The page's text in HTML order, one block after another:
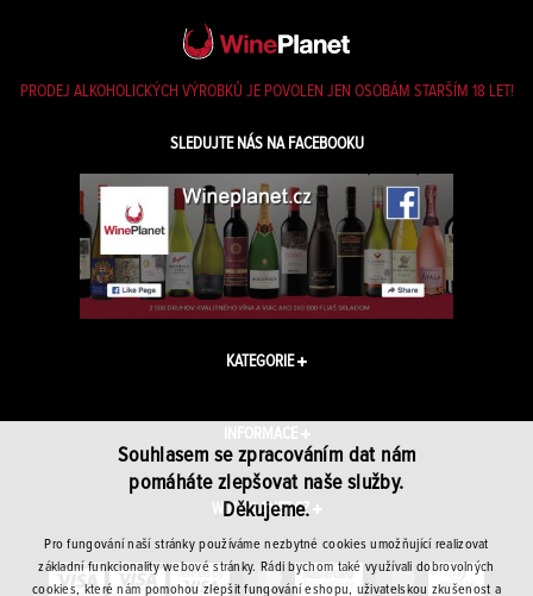
PRODEJ ALKOHOLICKÝCH VÝROBKŮ JE POVOLEN JEN OSOBÁM STARŠÍM 18 LET!
SLEDUJTE NÁS NA FACEBOOKU
KATEGORIE
INFORMACE
WINEPLANET.CZ
Souhlasem se zpracováním dat nám
pomáháte zlepšovat naše služby.
Děkujeme.
Pro fungování naší stránky používáme nezbytné cookies umožňující realizovat
základní funkcionality webové stránky. Rádi bychom také využívali dobrovolných
cookies, které nám pomohou zlepšit fungování eshopu, uživatelskou zkušenost a